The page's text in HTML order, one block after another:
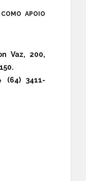
APOIO
Vaz, 200,
(64) 3411-